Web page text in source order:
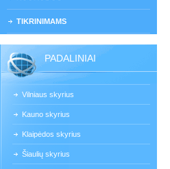
TIKRINIMAMS
PADALINIAI
Vilniaus skyrius
Kauno skyrius
Klaipėdos skyrius
Šiaulių skyrius